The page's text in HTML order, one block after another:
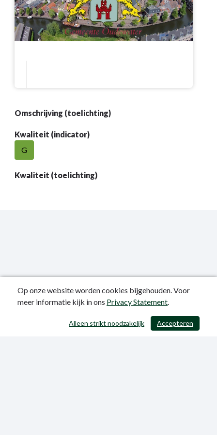
Omschrijving (toelichting)
Kwaliteit (indicator)
G
Kwaliteit (toelichting)
/ 403
Publicatiedatum: 12-06-2023
Op onze website worden cookies bijgehouden. Voor
meer informatie kijk in ons Privacy Statement.
Accepteren
Alleen strikt noodzakelijk